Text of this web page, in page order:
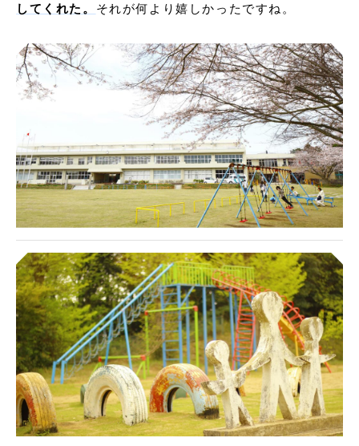
してくれた。 それが何より嬉しかったですね。